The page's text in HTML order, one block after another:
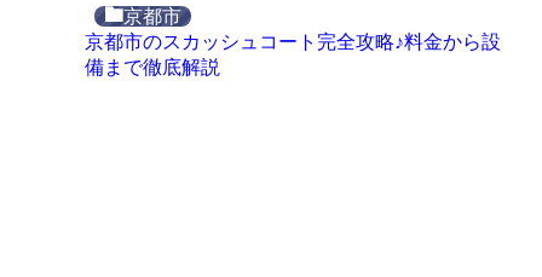
京都市
京都市のスカッシュコート完全攻略♪料金から設
備まで徹底解説